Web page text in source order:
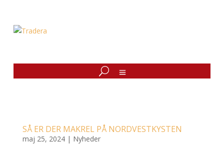
SÅ ER DER MAKREL PÅ NORDVESTKYSTEN
maj 25, 2024| Nyheder